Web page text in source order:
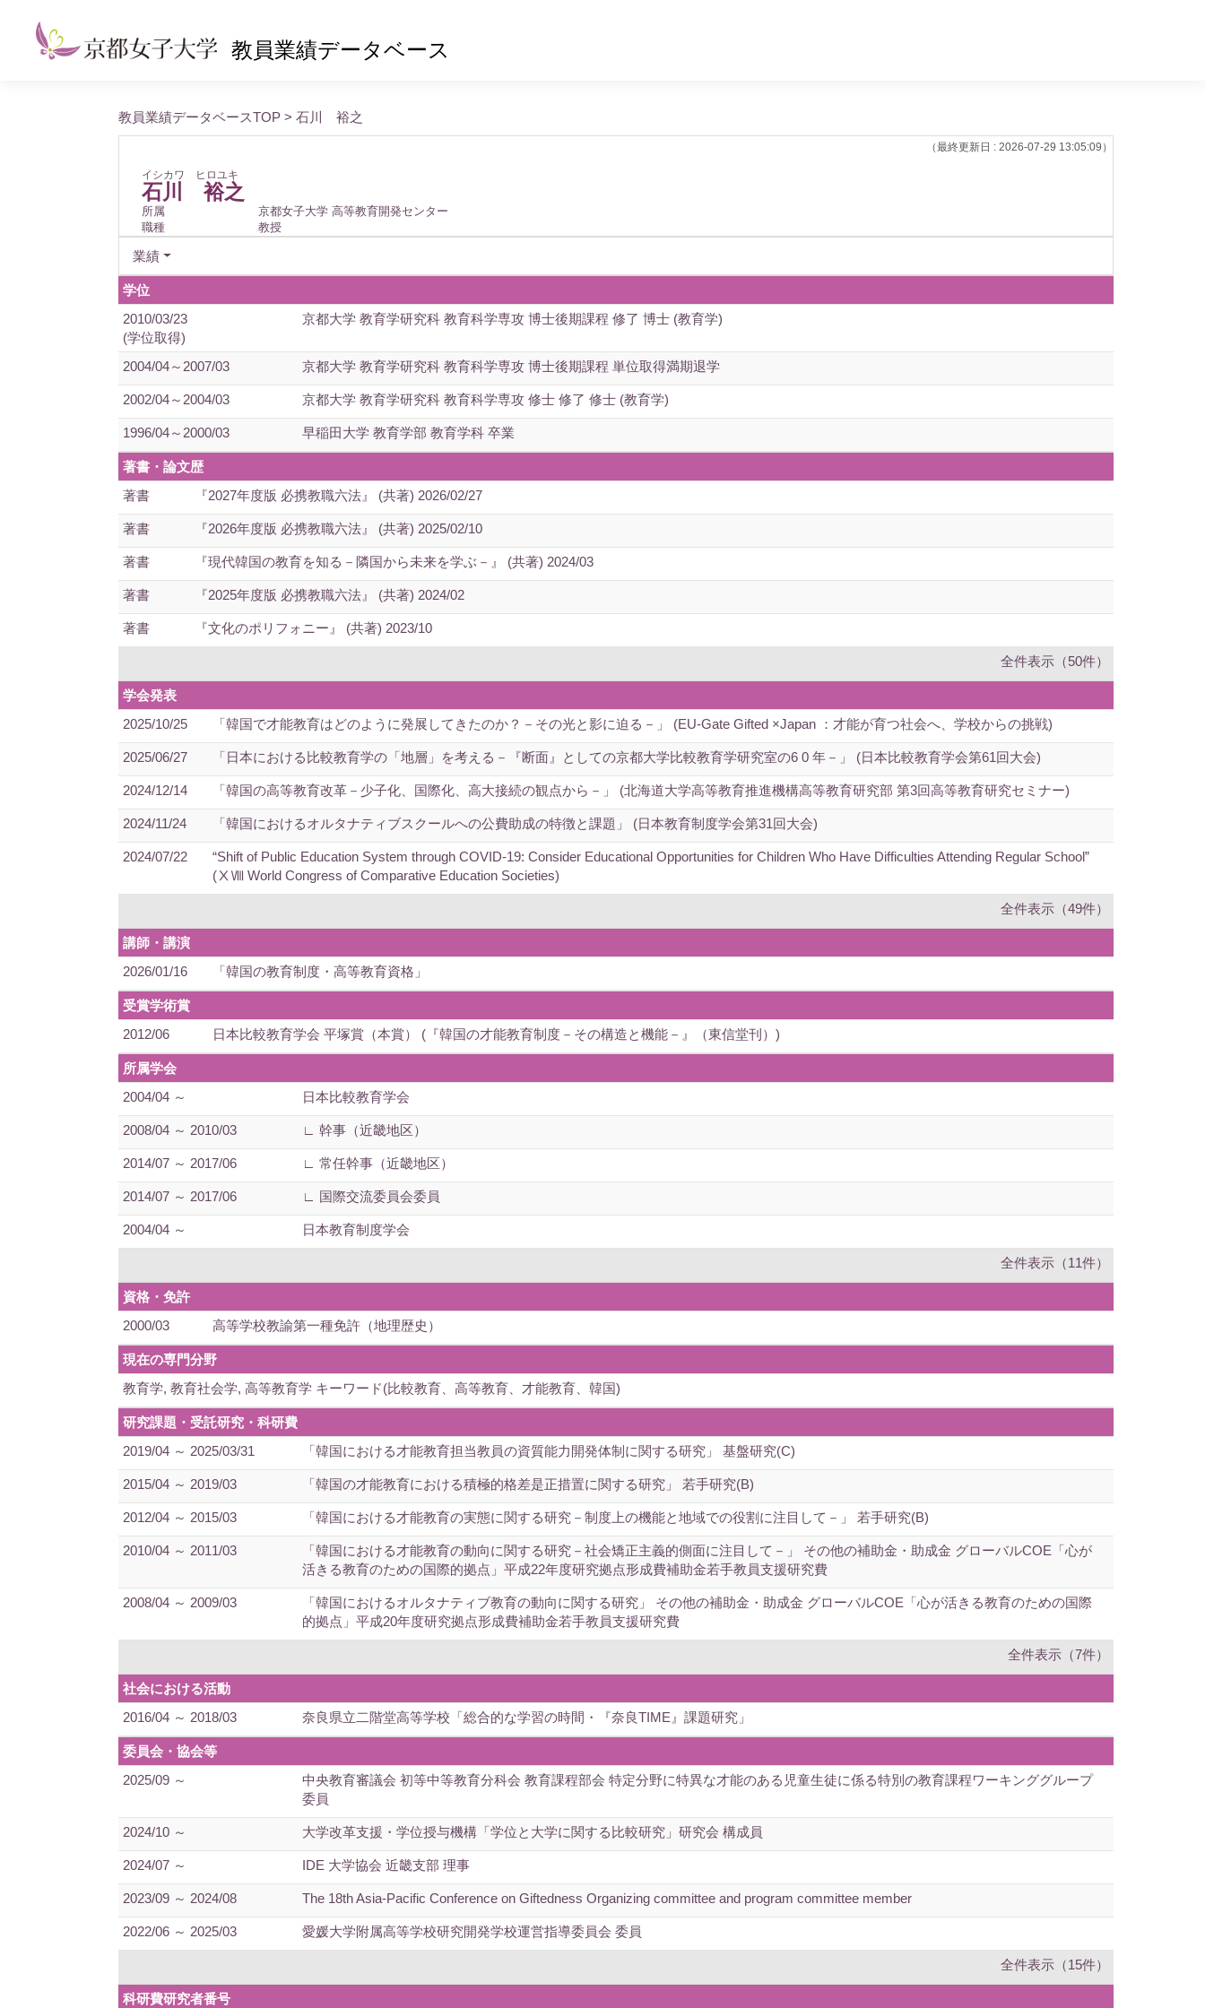
教員業績データベース
教員業績データベースTOP > 石川 裕之
（最終更新日 : 2026-07-29 13:05:09）
イシカワ ヒロユキ
石川 裕之
所属
京都女子大学 高等教育開発センター
職種
教授
業績
学位
2010/03/23
(学位取得)
京都大学 教育学研究科 教育科学専攻 博士後期課程 修了 博士 (教育学)
2004/04～2007/03 京都大学 教育学研究科 教育科学専攻 博士後期課程 単位取得満期退学
2002/04～2004/03 京都大学 教育学研究科 教育科学専攻 修士 修了 修士 (教育学)
1996/04～2000/03 早稲田大学 教育学部 教育学科 卒業
著書・論文歴
著書
『2027年度版 必携教職六法』 (共著) 2026/02/27
著書 『2026年度版 必携教職六法』 (共著) 2025/02/10
著書 『現代韓国の教育を知る－隣国から未来を学ぶ－』 (共著) 2024/03
著書 『2025年度版 必携教職六法』 (共著) 2024/02
著書 『文化のポリフォニー』 (共著) 2023/10
全件表示（50件）
学会発表
2025/10/25
「韓国で才能教育はどのように発展してきたのか？－その光と影に迫る－」 (EU-Gate Gifted ×Japan ：才能が育つ社会へ、学校からの挑戦)
2025/06/27 「日本における比較教育学の「地層」を考える－『断面』としての京都大学比較教育学研究室の6 0 年－」 (日本比較教育学会第61回大会)
2024/12/14 「韓国の高等教育改革－少子化、国際化、高大接続の観点から－」 (北海道大学高等教育推進機構高等教育研究部 第3回高等教育研究セミナー)
2024/11/24 「韓国におけるオルタナティブスクールへの公費助成の特徴と課題」 (日本教育制度学会第31回大会)
2024/07/22
“Shift of Public Education System through COVID-19: Consider Educational Opportunities for Children Who Have Difficulties Attending Regular School”
(ⅩⅧ World Congress of Comparative Education Societies)
全件表示（49件）
講師・講演
2026/01/16
「韓国の教育制度・高等教育資格」
受賞学術賞
2012/06
日本比較教育学会 平塚賞（本賞） (『韓国の才能教育制度－その構造と機能－』（東信堂刊）)
所属学会
2004/04 ～
日本比較教育学会
2008/04 ～ 2010/03 ∟ 幹事（近畿地区）
2014/07 ～ 2017/06 ∟ 常任幹事（近畿地区）
2014/07 ～ 2017/06 ∟ 国際交流委員会委員
2004/04 ～ 日本教育制度学会
全件表示（11件）
資格・免許
2000/03
高等学校教諭第一種免許（地理歴史）
現在の専門分野
教育学, 教育社会学, 高等教育学 キーワード(比較教育、高等教育、才能教育、韓国)
研究課題・受託研究・科研費
2019/04 ～ 2025/03/31
「韓国における才能教育担当教員の資質能力開発体制に関する研究」 基盤研究(C)
2015/04 ～ 2019/03 「韓国の才能教育における積極的格差是正措置に関する研究」 若手研究(B)
2012/04 ～ 2015/03 「韓国における才能教育の実態に関する研究－制度上の機能と地域での役割に注目して－」 若手研究(B)
2010/04 ～ 2011/03
「韓国における才能教育の動向に関する研究－社会矯正主義的側面に注目して－」 その他の補助金・助成金 グローバルCOE「心が
活きる教育のための国際的拠点」平成22年度研究拠点形成費補助金若手教員支援研究費
2008/04 ～ 2009/03
「韓国におけるオルタナティブ教育の動向に関する研究」 その他の補助金・助成金 グローバルCOE「心が活きる教育のための国際
的拠点」平成20年度研究拠点形成費補助金若手教員支援研究費
全件表示（7件）
社会における活動
2016/04 ～ 2018/03
奈良県立二階堂高等学校「総合的な学習の時間・『奈良TIME』課題研究」
委員会・協会等
2025/09 ～
中央教育審議会 初等中等教育分科会 教育課程部会 特定分野に特異な才能のある児童生徒に係る特別の教育課程ワーキンググループ
委員
2024/10 ～ 大学改革支援・学位授与機構「学位と大学に関する比較研究」研究会 構成員
2024/07 ～ IDE 大学協会 近畿支部 理事
2023/09 ～ 2024/08 The 18th Asia-Pacific Conference on Giftedness Organizing committee and program committee member
2022/06 ～ 2025/03 愛媛大学附属高等学校研究開発学校運営指導委員会 委員
全件表示（15件）
科研費研究者番号